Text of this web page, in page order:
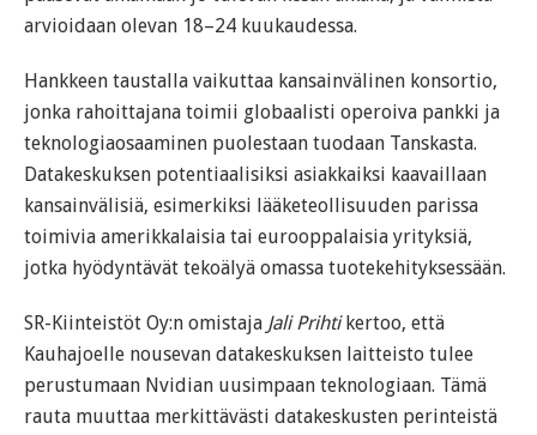
arvioidaan olevan 18–24 kuukaudessa.
Hankkeen taustalla vaikuttaa kansainvälinen konsortio,
jonka rahoittajana toimii globaalisti operoiva pankki ja
teknologiaosaaminen puolestaan tuodaan Tanskasta.
Datakeskuksen potentiaalisiksi asiakkaiksi kaavaillaan
kansainvälisiä, esimerkiksi lääketeollisuuden parissa
toimivia amerikkalaisia tai eurooppalaisia yrityksiä,
jotka hyödyntävät tekoälyä omassa tuotekehityksessään.
SR-Kiinteistöt Oy:n omistaja Jali Prihtikertoo, että
Kauhajoelle nousevan datakeskuksen laitteisto tulee
perustumaan Nvidian uusimpaan teknologiaan. Tämä
rauta muuttaa merkittävästi datakeskusten perinteistä